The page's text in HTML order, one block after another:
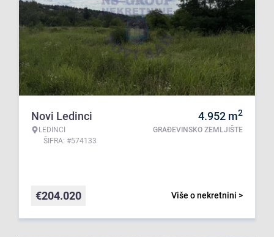
Novi Ledinci
LEDINCI
ŠIFRA: #574133
4.952 m2
GRAĐEVINSKO ZEMLJIŠTE
Više o nekretnini >
€204.020